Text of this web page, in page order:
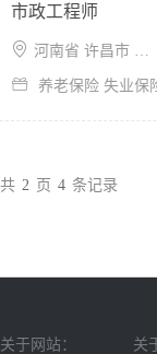
市政工程师
 河南省 许昌市 魏都区
 养老保险 失业保
共 2 页 4 条记录
关于网站： 关